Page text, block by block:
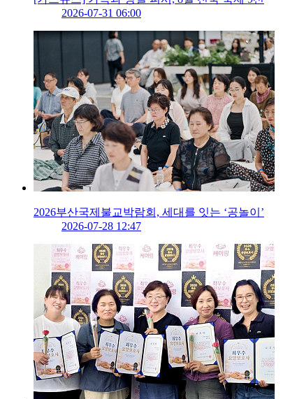
2026-07-31 06:00
2026부산국제불교박람회, 세대를 잇는 ‘공놀이’
2026-07-28 12:47